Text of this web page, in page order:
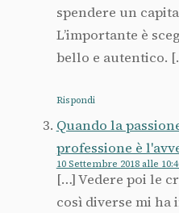
spendere un
L’importante è
bello e autentico.
Rispondi
Quando la
professione è
10 Settembre 2018 alle
[…] Vedere poi le
così diverse mi ha